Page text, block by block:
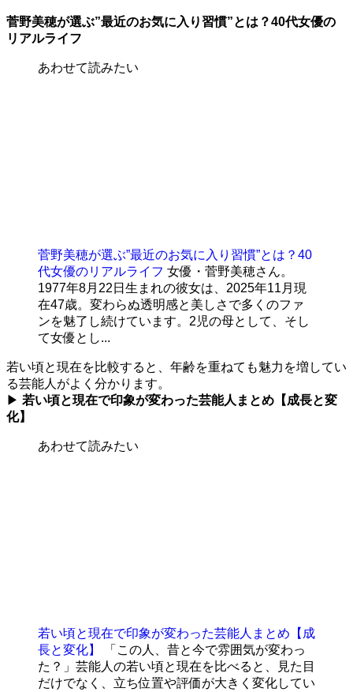
菅野美穂が選ぶ”最近のお気に入り習慣”とは？40代女優の
リアルライフ
あわせて読みたい
菅野美穂が選ぶ”最近のお気に入り習慣”とは？40
代女優のリアルライフ 女優・菅野美穂さん。
1977年8月22日生まれの彼女は、2025年11月現
在47歳。変わらぬ透明感と美しさで多くのファ
ンを魅了し続けています。2児の母として、そし
て女優とし...
若い頃と現在を比較すると、年齢を重ねても魅力を増してい
る芸能人がよく分かります。
▶︎ 若い頃と現在で印象が変わった芸能人まとめ【成長と変
化】
あわせて読みたい
若い頃と現在で印象が変わった芸能人まとめ【成
長と変化】
「この人、昔と今で雰囲気が変わっ
た？」芸能人の若い頃と現在を比べると、見た目
だけでなく、立ち位置や評価が大きく変化してい